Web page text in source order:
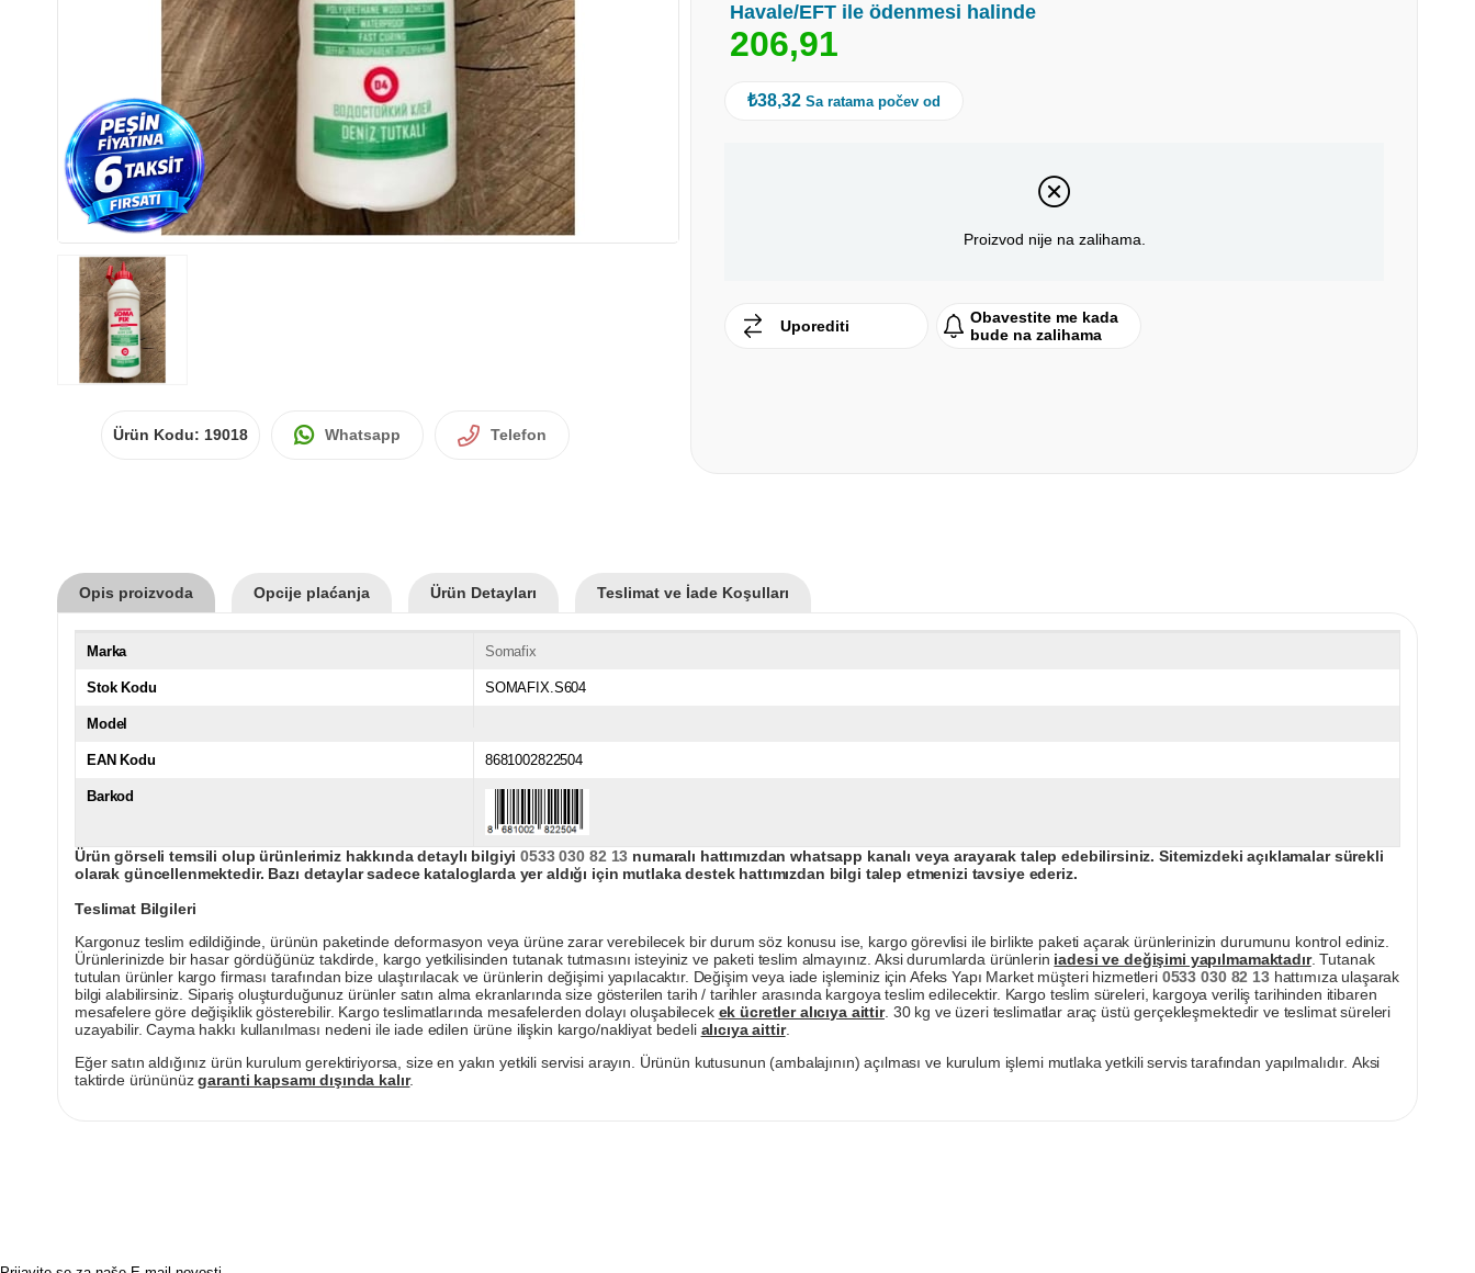
Ürün Kodu: 19018 Whatsapp Telefon
Havale/EFT ile ödenmesi halinde
206,91
₺38,32 Sa ratama počev od
Proizvod nije na zalihama.
Uporediti
Obavestite me kada
bude na zalihama
Opis proizvoda Opcije plaćanja Ürün Detayları Teslimat ve İade Koşulları
Marka Somafix
Stok Kodu SOMAFIX.S604
Model
EAN Kodu 8681002822504
Barkod
Ürün görseli temsili olup ürünlerimiz hakkında detaylı bilgiyi0533 030 82 13 numaralı hattımızdan whatsapp kanalı veya arayarak talep edebilirsiniz. Sitemizdeki açıklamalar sürekli
olarak güncellenmektedir. Bazı detaylar sadece kataloglarda yer aldığı için mutlaka destek hattımızdan bilgi talep etmenizi tavsiye ederiz.
Teslimat Bilgileri
Kargonuz teslim edildiğinde, ürünün paketinde deformasyon veya ürüne zarar verebilecek bir durum söz konusu ise, kargo görevlisi ile birlikte paketi açarak ürünlerinizin durumunu kontrol ediniz.
Ürünlerinizde bir hasar gördüğünüz takdirde, kargo yetkilisinden tutanak tutmasını isteyiniz ve paketi teslim almayınız. Aksi durumlarda ürünlerin iadesi ve değişimi yapılmamaktadır. Tutanak
tutulan ürünler kargo firması tarafından bize ulaştırılacak ve ürünlerin değişimi yapılacaktır. Değişim veya iade işleminiz için Afeks Yapı Market müşteri hizmetleri 0533 030 82 13hattımıza ulaşarak
bilgi alabilirsiniz. Sipariş oluşturduğunuz ürünler satın alma ekranlarında size gösterilen tarih / tarihler arasında kargoya teslim edilecektir. Kargo teslim süreleri, kargoya veriliş tarihinden itibaren
mesafelere göre değişiklik gösterebilir. Kargo teslimatlarında mesafelerden dolayı oluşabilecek ek ücretler alıcıya aittir. 30 kg ve üzeri teslimatlar araç üstü gerçekleşmektedir ve teslimat süreleri
uzayabilir. Cayma hakkı kullanılması nedeni ile iade edilen ürüne ilişkin kargo/nakliyat bedeli alıcıya aittir.
Eğer satın aldığınız ürün kurulum gerektiriyorsa, size en yakın yetkili servisi arayın. Ürünün kutusunun (ambalajının) açılması ve kurulum işlemi mutlaka yetkili servis tarafından yapılmalıdır. Aksi
taktirde ürününüzgaranti kapsamı dışında kalır.